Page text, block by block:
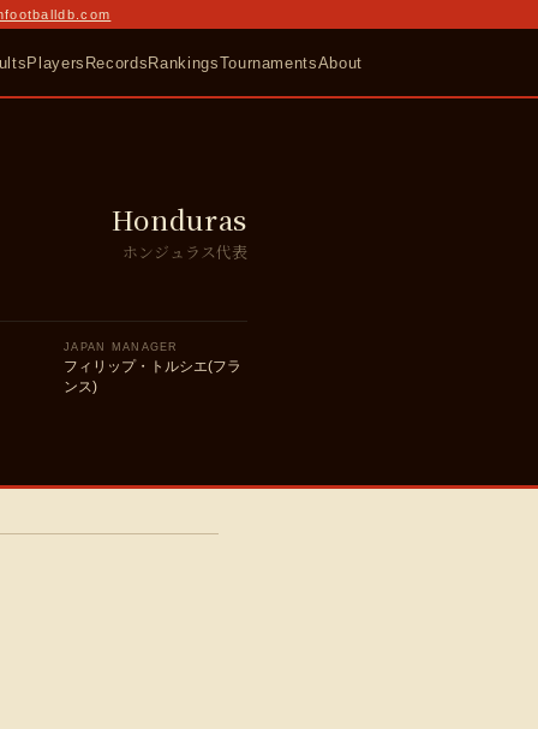
Players RecordsRankingsTournamentsAbout
Honduras
ホンジュラス代表
JAPAN MANAGER
フィリップ・トルシエ(フラ
ンス)